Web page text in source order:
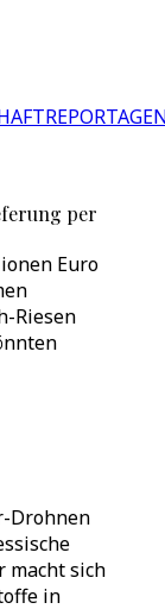
per
Euro
Riesen
Drohnen
macht sich
in